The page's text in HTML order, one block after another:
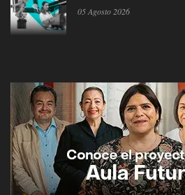
05 Agosto 2026